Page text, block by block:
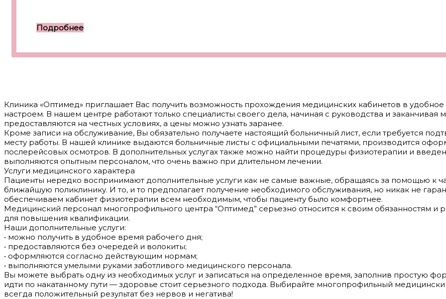
Подробнее
Клиника «Оптимед» приглашает Вас получить возможность прохождения медицинских кабинетов в
настроем. В нашем центре работают только специалисты своего дела, начиная с руководства и заканчивая
предоставляются на честных условиях, а цены можно узнать заранее.
Кроме записи на обслуживание, Вы обязательно получаете настоящий больничный лист, если требуется
месту работы. В нашей клинике выдаются больничные листы с официальными печатями, производится
послерейсовых осмотров. В дополнительных услугах также можно найти процедуры физиотерапии и
выполняются опытным персоналом, что очень важно при длительном лечении.
Услуги медицинского характера
Пациенты нередко воспринимают дополнительные услуги как не самые важные, обращаясь за помощью к
ближайшую поликлинику. И то, и то предполагает получение необходимого обслуживания, но никак не
обеспечиваем кабинет физиотерапии всем необходимым, чтобы пациенту было комфортнее.
Медицинский персонал многопрофильного центра “Оптимед” серьезно относится к своим обязанностям и
для повышения квалификации.
Наши дополнительные услуги:
• можно получить в удобное время рабочего дня;
• предоставляются без очередей и волокиты;
• оформляются согласно действующим нормам;
• выполняются умелыми руками заботливого медицинского персонала.
Вы можете выбрать одну из необходимых услуг и записаться на определенное время, заполнив простую
идти по накатанному пути — здоровье стоит серьезного подхода. Выбирайте многопрофильный
всегда положительный результат без нервов и негатива!